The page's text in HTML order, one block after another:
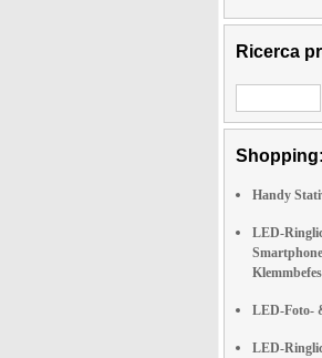
Ricerca
Shopping:
Handy
LED-
LED-Foto-
LED-